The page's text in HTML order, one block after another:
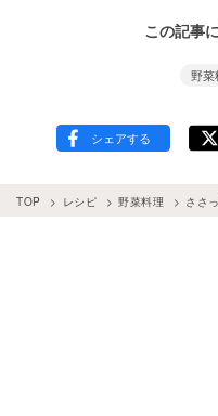
この記事
野菜
TOP レシピ 野菜料理 ささ